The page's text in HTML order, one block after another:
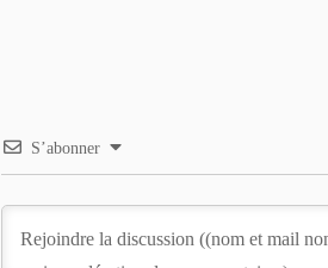
S’abonner